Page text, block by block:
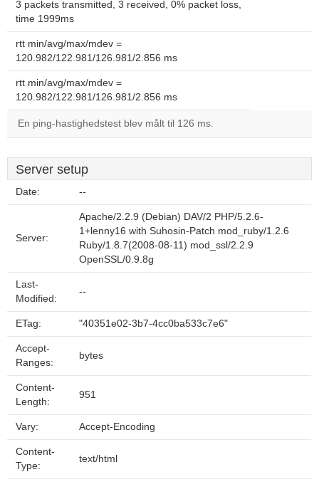
3 packets transmitted, 3 received, 0% packet loss,
time 1999ms
rtt min/avg/max/mdev =
120.982/122.981/126.981/2.856 ms
rtt min/avg/max/mdev =
120.982/122.981/126.981/2.856 ms
En ping-hastighedstest blev målt til 126 ms.
Server setup
Date: --
Server:
Apache/2.2.9 (Debian) DAV/2 PHP/5.2.6-
1+lenny16 with Suhosin-Patch mod_ruby/1.2.6
Ruby/1.8.7(2008-08-11) mod_ssl/2.2.9
OpenSSL/0.9.8g
Last-
Modified:
--
ETag: "40351e02-3b7-4cc0ba533c7e6"
Accept-
Ranges:
bytes
Content-
Length:
951
Vary: Accept-Encoding
Content-
Type:
text/html